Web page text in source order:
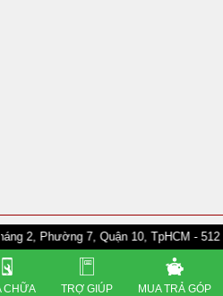
7, Quận 10, TpHCM - 512
CHỮA TRỢ GIÚP MUA TRẢ GÓP